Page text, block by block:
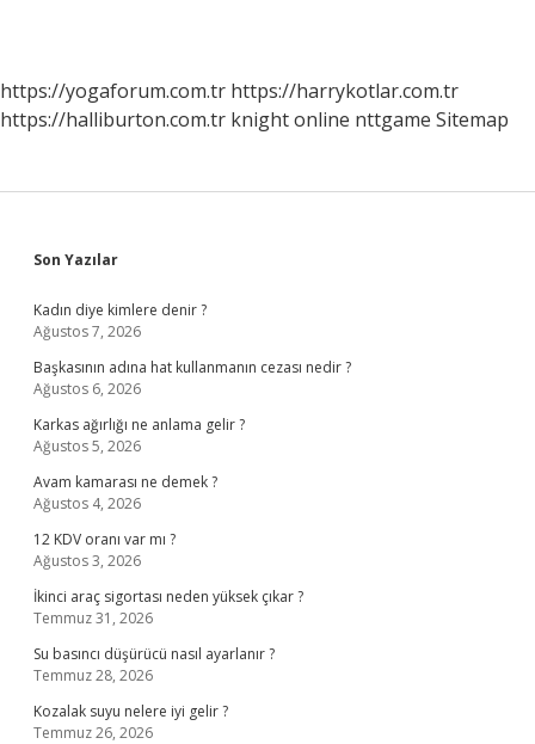
https://yogaforum.com.tr https://harrykotlar.com.tr
https://halliburton.com.tr knight online nttgame Sitemap
Sidebar
Son Yazılar
Kadın diye kimlere denir ?
Ağustos 7, 2026
Başkasının adına hat kullanmanın cezası nedir ?
Ağustos 6, 2026
Karkas ağırlığı ne anlama gelir ?
Ağustos 5, 2026
Avam kamarası ne demek ?
Ağustos 4, 2026
12 KDV oranı var mı ?
Ağustos 3, 2026
İkinci araç sigortası neden yüksek çıkar ?
Temmuz 31, 2026
Su basıncı düşürücü nasıl ayarlanır ?
Temmuz 28, 2026
Kozalak suyu nelere iyi gelir ?
Temmuz 26, 2026